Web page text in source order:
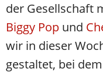
der Gesellschaft
Biggy Pop und
wir in dieser
gestaltet, bei